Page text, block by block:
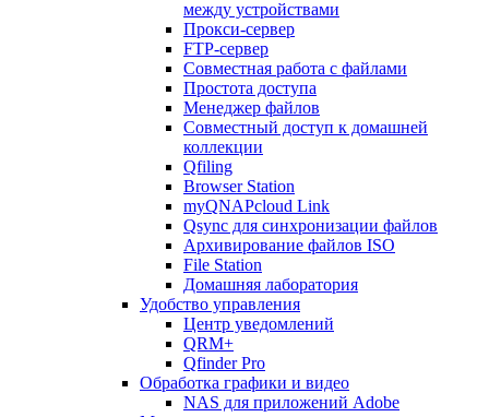
между устройствами
Прокси-сервер
FTP-сервер
Совместная работа с файлами
Простота доступа
Менеджер файлов
Совместный доступ к домашней
коллекции
Qfiling
Browser Station
myQNAPcloud Link
Qsync для синхронизации файлов
Архивирование файлов ISO
File Station
Домашняя лаборатория
Удобство управления
Центр уведомлений
QRM+
Qfinder Pro
Обработка графики и видео
NAS для приложений Adobe